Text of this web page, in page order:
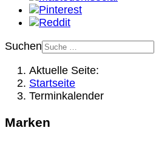
Suchen
Aktuelle Seite:
Startseite
Terminkalender
Marken